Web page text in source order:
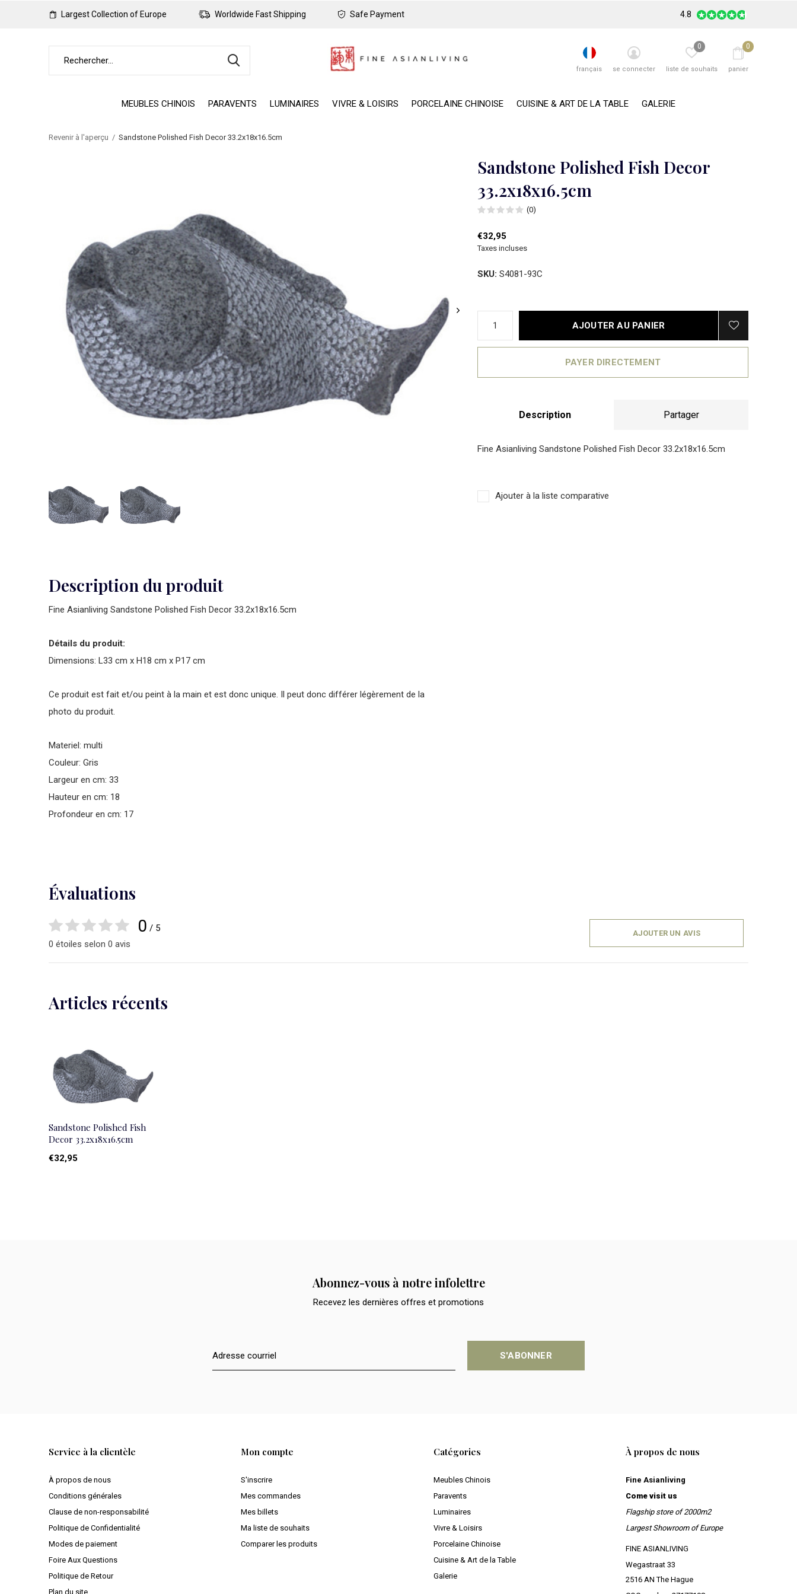
MEUBLES CHINOIS PARAVENTS LUMINAIRES VIVRE & LOISIRS PORCELAINE CHINOISE CUISINE & ART DE LA TABLE GALERIE
français se connecter liste de souhaits
0
panier
0
Largest Collection of Europe Worldwide Fast Shipping Safe Payment 4.8
Revenir à l'aperçu Sandstone Polished Fish Decor 33.2x18x16.5cm
Sandstone Polished Fish Decor
33.2x18x16.5cm
(0)
€32,95
Taxes incluses
SKU: S4081-93C
AJOUTER AU PANIER
PAYER DIRECTEMENT
Description Partager
Fine Asianliving Sandstone Polished Fish Decor 33.2x18x16.5cm
Ajouter à la liste comparative
Description du produit
Fine Asianliving Sandstone Polished Fish Decor 33.2x18x16.5cm
Détails du produit:
Dimensions: L33 cm x H18 cm x P17 cm
Ce produit est fait et/ou peint à la main et est donc unique. Il peut donc différer légèrement de la
photo du produit.
Materiel: multi
Couleur: Gris
Largeur en cm: 33
Hauteur en cm: 18
Profondeur en cm: 17
Évaluations
0 / 5
0 étoiles selon 0 avis
AJOUTER UN AVIS
Articles récents
Sandstone Polished Fish
Decor 33.2x18x16.5cm
€32,95
Abonnez-vous à notre infolettre
Recevez les dernières offres et promotions
S'ABONNER
Service à la clientèle
À propos de nous
Conditions générales
Clause de non-responsabilité
Politique de Confidentialité
Modes de paiement
Foire Aux Questions
Politique de Retour
Plan du site
Mon compte
S'inscrire
Mes commandes
Mes billets
Ma liste de souhaits
Comparer les produits
Catégories
Meubles Chinois
Paravents
Luminaires
Vivre & Loisirs
Porcelaine Chinoise
Cuisine & Art de la Table
Galerie
À propos de nous
Fine Asianliving
Come visit us
Flagship store of 2000m2
Largest Showroom of Europe
FINE ASIANLIVING
Wegastraat 33
2516 AN The Hague